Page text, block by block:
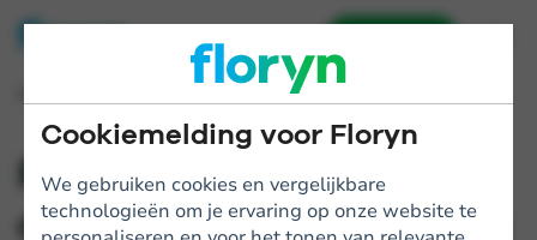
Cookiemelding voor Floryn
We gebruiken cookies en vergelijkbare
technologieën om je ervaring op onze website te
Floryn viert 100.000e aanvraag
Floryn viert 100.000e
aanvraag met verhuizing